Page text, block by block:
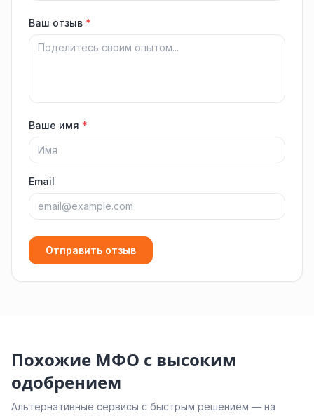
Ваш отзыв *
Ваше имя *
Email
Отправить отзыв
Похожие МФО с высоким
одобрением
Альтернативные сервисы с быстрым решением — на